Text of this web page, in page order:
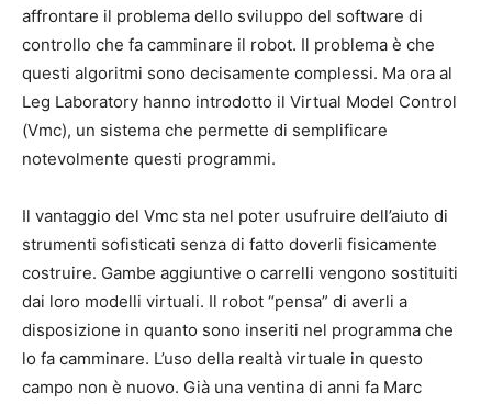
affrontare il problema dello sviluppo del software di
controllo che fa camminare il robot. Il problema è che
questi algoritmi sono decisamente complessi. Ma ora al
Leg Laboratory hanno introdotto il Virtual Model Control
(Vmc), un sistema che permette di semplificare
notevolmente questi programmi.
Il vantaggio del Vmc sta nel poter usufruire dell’aiuto di
strumenti sofisticati senza di fatto doverli fisicamente
costruire. Gambe aggiuntive o carrelli vengono sostituiti
dai loro modelli virtuali. Il robot “pensa” di averli a
disposizione in quanto sono inseriti nel programma che
lo fa camminare. L’uso della realtà virtuale in questo
campo non è nuovo. Già una ventina di anni fa Marc